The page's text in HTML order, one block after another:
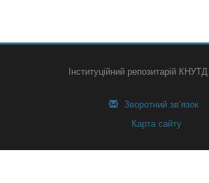
Інституційний репозитарій
Зворотний зв’язок
Карта сайту